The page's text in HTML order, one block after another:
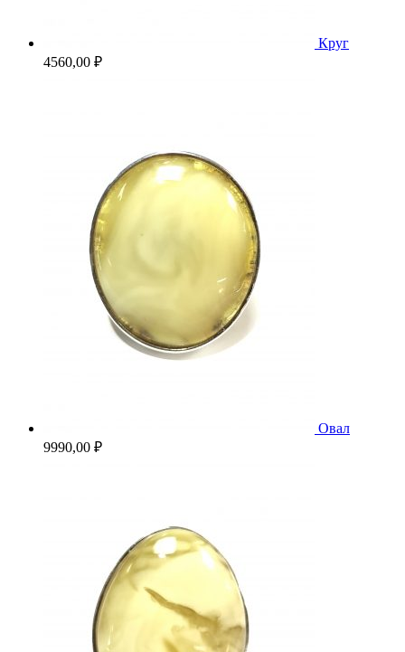
Круг
4560,00 ₽
Овал
9990,00 ₽